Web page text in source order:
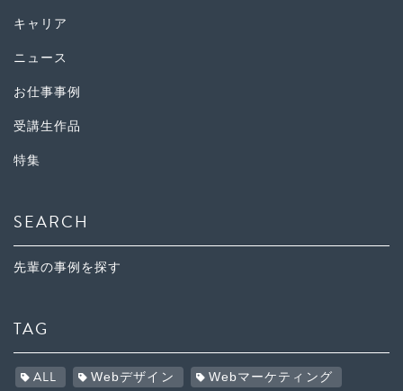
キャリア
ニュース
お仕事事例
受講生作品
特集
SEARCH
先輩の事例を探す
TAG
ALL Webデザイン Webマーケティング